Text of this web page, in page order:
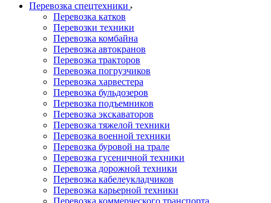
Перевозка спецтехники
Перевозка катков
Перевозки техники
Перевозка комбайна
Перевозка автокранов
Перевозка тракторов
Перевозка погрузчиков
Перевозка харвестера
Перевозка бульдозеров
Перевозка подъемников
Перевозка экскаваторов
Перевозка тяжелой техники
Перевозка военной техники
Перевозка буровой на трале
Перевозка гусеничной техники
Перевозка дорожной техники
Перевозка кабелеукладчиков
Перевозка карьерной техники
Перевозка коммерческого транспорта